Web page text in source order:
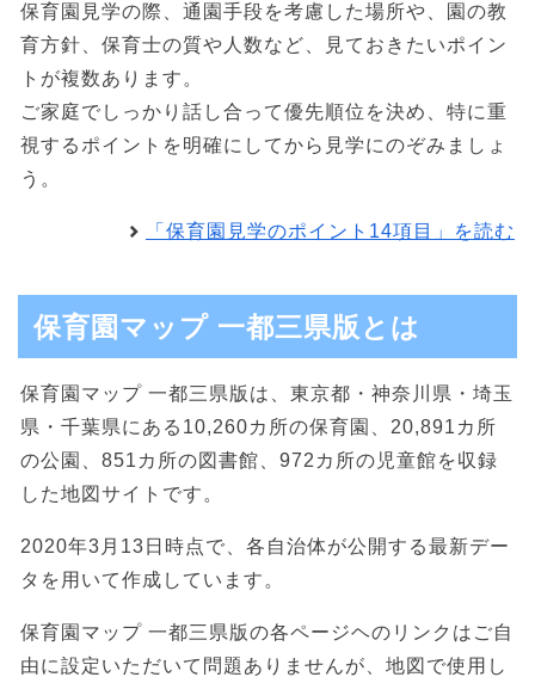
保育園見学の際、通園手段を考慮した場所や、園の教
育方針、保育士の質や人数など、見ておきたいポイン
トが複数あります。
ご家庭でしっかり話し合って優先順位を決め、特に重
視するポイントを明確にしてから見学にのぞみましょ
う。
「保育園見学のポイント14項目」を読む
保育園マップ 一都三県版とは
保育園マップ 一都三県版は、東京都・神奈川県・埼玉
県・千葉県にある10,260カ所の保育園、20,891カ所
の公園、851カ所の図書館、972カ所の児童館を収録
した地図サイトです。
2020年3月13日時点で、各自治体が公開する最新デー
タを用いて作成しています。
保育園マップ 一都三県版の各ページヘのリンクはご自
由に設定いただいて問題ありませんが、地図で使用し